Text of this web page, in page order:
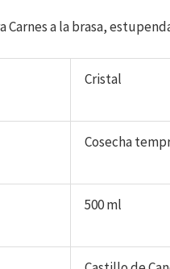
Carnes a la brasa,
Cristal
Cosecha
500 ml